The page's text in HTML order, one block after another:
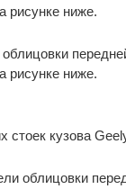
рисунке ниже.
рисунке ниже.
облицовки